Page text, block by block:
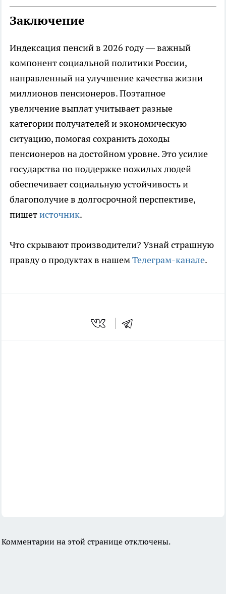
Заключение
Индексация пенсий в 2026 году — важный
компонент социальной политики России,
направленный на улучшение качества жизни
миллионов пенсионеров. Поэтапное
увеличение выплат учитывает разные
категории получателей и экономическую
ситуацию, помогая сохранить доходы
пенсионеров на достойном уровне. Это усилие
государства по поддержке пожилых людей
обеспечивает социальную устойчивость и
благополучие в долгосрочной перспективе,
пишетисточник.
Что скрывают производители? Узнай страшную
правду о продуктах в нашемТелеграм-канале.
Комментарии на этой странице отключены.